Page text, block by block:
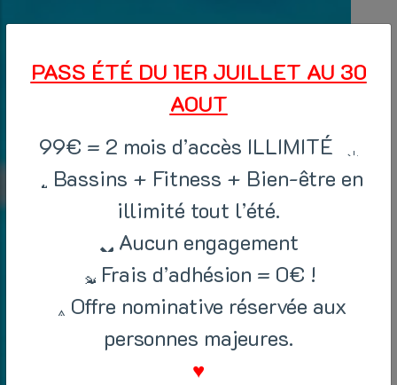
PASS ÉTÉ DU 1ER JUILLET AU 30
AOUT
99€ = 2 mois d’accès ILLIMITÉ
Bassins + Fitness + Bien-être en
illimité tout l’été.
Aucun engagement
Frais d’adhésion = 0€ !
Offre nominative réservée aux
personnes majeures.
♥